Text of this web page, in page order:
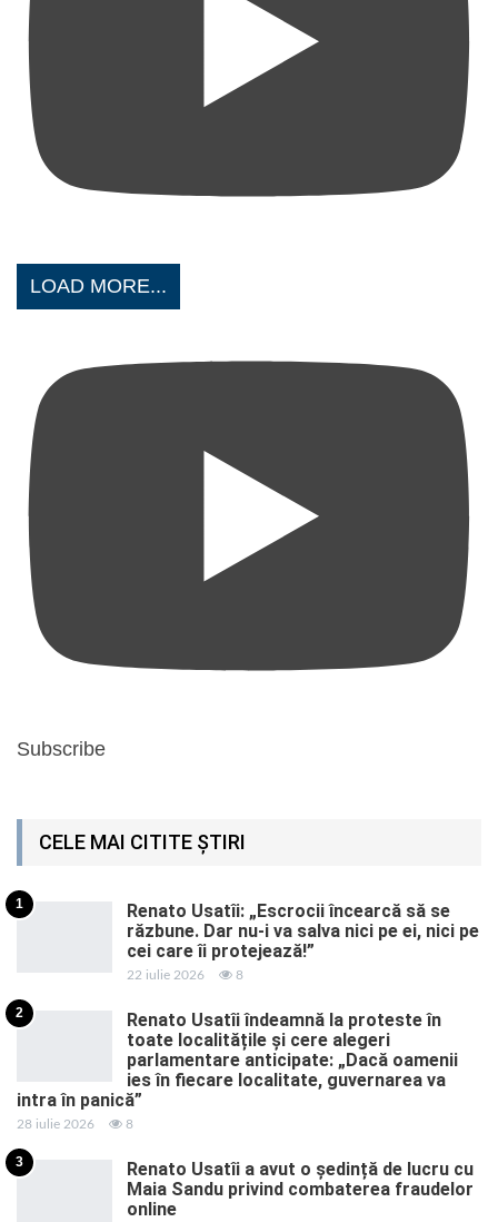
LOAD MORE...
Subscribe
CELE MAI CITITE ȘTIRI
1
Renato Usatîi: „Escrocii încearcă să se
răzbune. Dar nu-i va salva nici pe ei, nici pe
cei care îi protejează!”
22 iulie 2026 8
2
Renato Usatîi îndeamnă la proteste în
toate localitățile și cere alegeri
parlamentare anticipate: „Dacă oamenii
ies în fiecare localitate, guvernarea va
intra în panică”
28 iulie 2026 8
3
Renato Usatîi a avut o ședință de lucru cu
Maia Sandu privind combaterea fraudelor
online